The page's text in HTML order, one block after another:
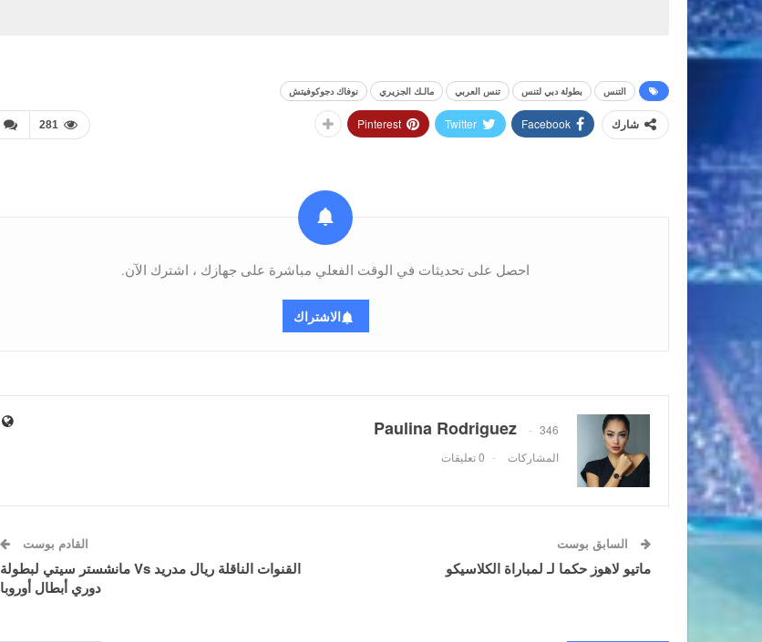
التنس بطولة دبي لتنس تنس العربي مالـك الجزيري نوفاك دجوكوفيتش
281 شارك Facebook
Twitter
Pinterest
احصل على تحديثات في الوقت الفعلي مباشرة على جهازك ، اشترك الآن.
الاشتراك
Paulina Rodriguez
346
المشاركات
0 تعليقات
السابق بوست
ماتيو لاهوز حكما لـ لمباراة الكلاسيكو
القادم بوست
القنوات الناقلة ريال مدريد Vs مانشستر سيتي لبطولة
دوري أبطال أوروبا